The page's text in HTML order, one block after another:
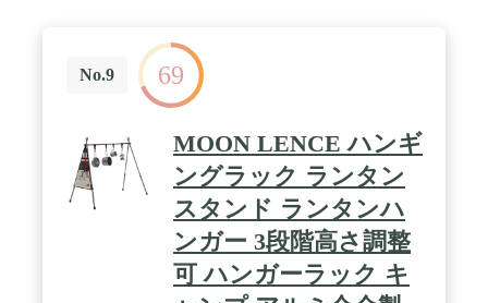
品に不具合なところがございました場合、お気軽に
お問い合わせくださいませ。
No.9 69
MOON LENCE ハンギ
ングラック ランタン
スタンド ランタンハ
ンガー 3段階高さ調整
可 ハンガーラック キ